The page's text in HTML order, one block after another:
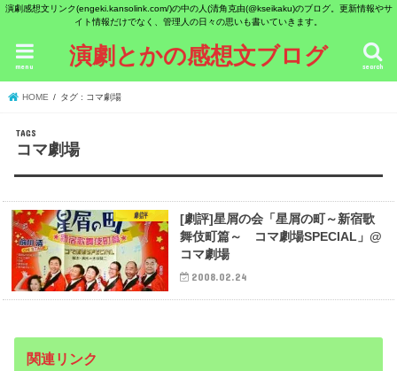
演劇感想文リンク(engeki.kansolink.com/)の中の人(清角克由(@kseikaku)のブログ。更新情報やサ
イト情報だけでなく、管理人の日々の思いも書いていきます。
演劇とかの感想文ブログ search
menu
HOME タグ : コマ劇場
コマ劇場
劇評
[劇評]星屑の会「星屑の町～新宿歌
舞伎町篇～ コマ劇場SPECIAL」@
コマ劇場
2008.02.24
関連リンク